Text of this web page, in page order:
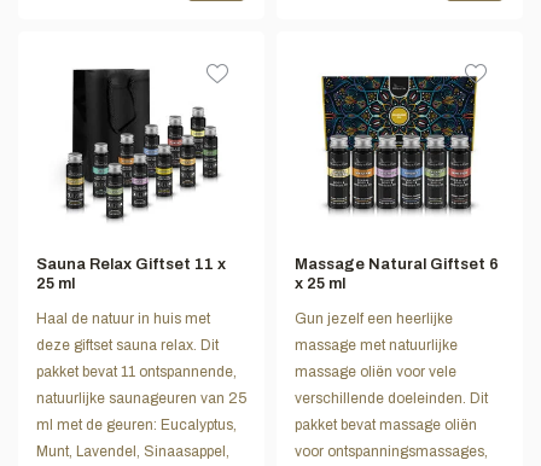
Sauna Relax Giftset 11 x
25 ml
Haal de natuur in huis met
deze giftset sauna relax. Dit
pakket bevat 11 ontspannende,
natuurlijke saunageuren van 25
ml met de geuren: Eucalyptus,
Munt, Lavendel, Sinaasappel,
Massage Natural Giftset 6
x 25 ml
Gun jezelf een heerlijke
massage met natuurlijke
massage oliën voor vele
verschillende doeleinden. Dit
pakket bevat massage oliën
voor ontspanningsmassages,